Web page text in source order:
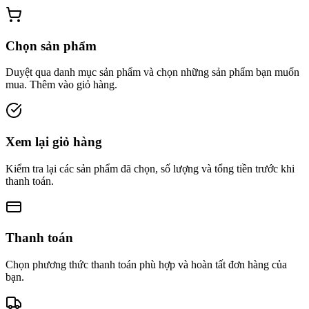
Chọn sản phẩm
Duyệt qua danh mục sản phẩm và chọn những sản phẩm bạn muốn
mua. Thêm vào giỏ hàng.
Xem lại giỏ hàng
Kiểm tra lại các sản phẩm đã chọn, số lượng và tổng tiền trước khi
thanh toán.
Thanh toán
Chọn phương thức thanh toán phù hợp và hoàn tất đơn hàng của
bạn.